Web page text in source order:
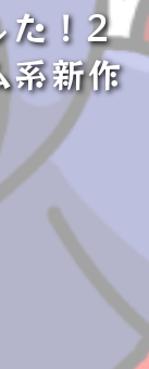
た！2
系新作